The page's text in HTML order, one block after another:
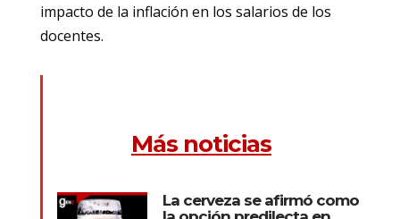
impacto de la inflación en los salarios de los
docentes.
Más noticias
La cerveza se afirmó como